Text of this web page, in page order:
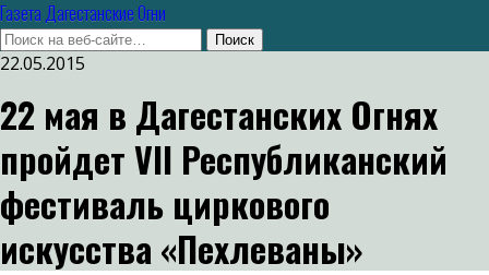
Газета Дагестанские Огни
22.05.2015
22 мая в Дагестанских Огнях
пройдет VII Республиканский
фестиваль циркового
искусства «Пехлеваны»